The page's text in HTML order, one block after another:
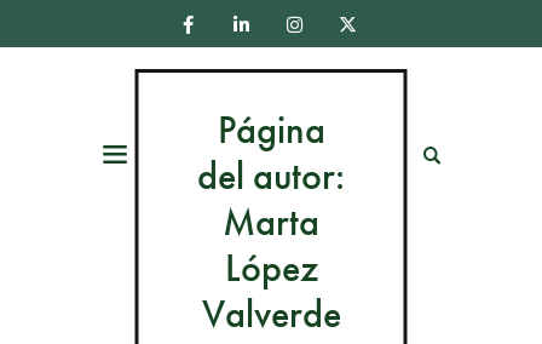
Página
del autor:
Marta
López
Valverde